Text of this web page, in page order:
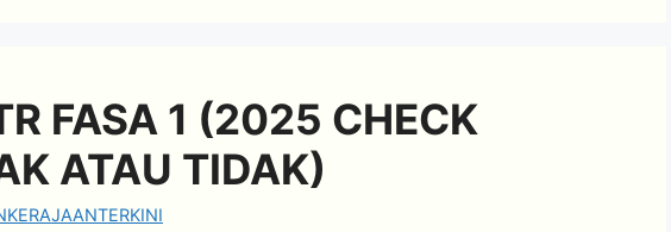
FASA 1 (2025 CHECK
ATAU TIDAK)